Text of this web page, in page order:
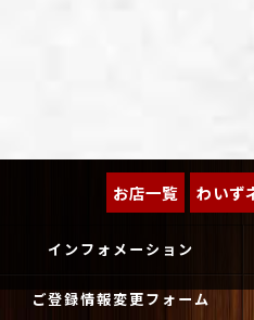
お店一覧 わいず
インフォメーション
ご登録情報変更フォーム